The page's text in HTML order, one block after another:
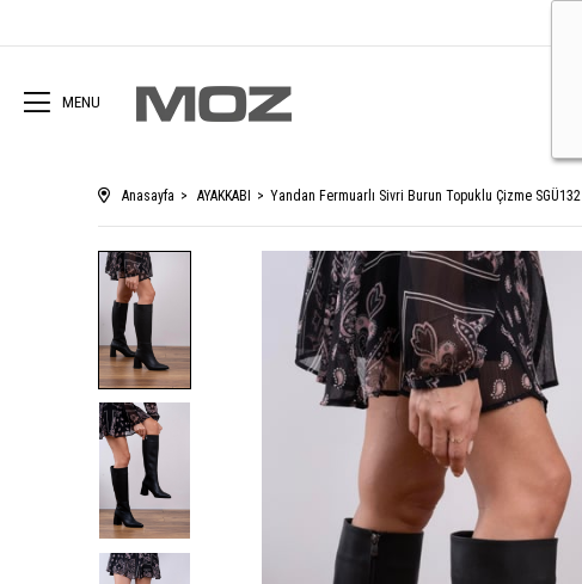
MENU
Anasayfa AYAKKABI Yandan Fermuarlı Sivri Burun Topuklu Çizme SGÜ132